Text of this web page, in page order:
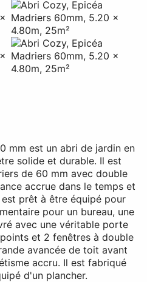
mm est un abri de jardin en
solide et durable. Il est
de 60 mm avec double
accrue dans le temps et
prêt à être équipé pour
pour un bureau, une
avec une véritable porte
et 2 fenêtres à double
avancée de toit avant
accru. Il est fabriqué
d'un plancher.